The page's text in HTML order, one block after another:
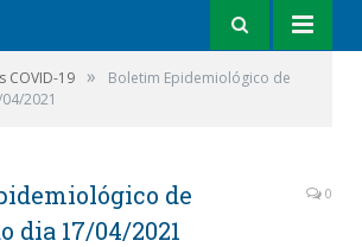
COVID-19 »
Boletim Epidemiológico de
2021
de
dia 17/04/2021
0